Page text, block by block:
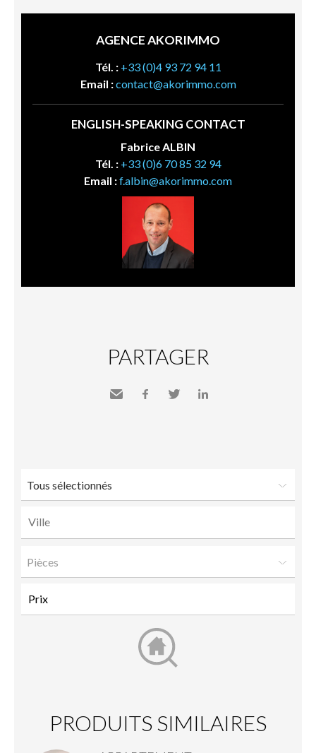
AGENCE AKORIMMO
Tél. : +33 (0)4 93 72 94 11
Email :contact@akorimmo.com
ENGLISH-SPEAKING CONTACT
Fabrice ALBIN
Tél. : +33 (0)6 70 85 32 94
Email :f.albin@akorimmo.com
PARTAGER
Tous sélectionnés
Pièces
PRODUITS SIMILAIRES